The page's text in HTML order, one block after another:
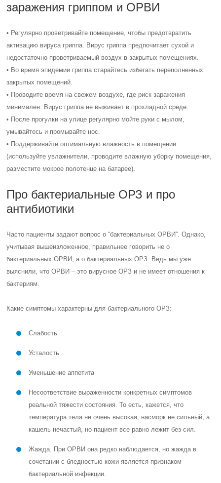
заражения гриппом и ОРВИ
• Регулярно проветривайте помещение, чтобы предотвратить
активацию вируса гриппа. Вирус гриппа предпочитает сухой и
недостаточно проветриваемый воздух в закрытых помещениях.
• Во время эпидемии гриппа старайтесь избегать переполненных
закрытых помещений.
• Проводите время на свежем воздухе, где риск заражения
минимален. Вирус гриппа не выживает в прохладной среде.
• После прогулки на улице регулярно мойте руки с мылом,
умывайтесь и промывайте нос.
• Поддерживайте оптимальную влажность в помещении
(используйте увлажнители, проводите влажную уборку помещения,
разместите мокрое полотенце на батарее).
Про бактериальные ОРЗ и про
антибиотики
Часто пациенты задают вопрос о “бактериальных ОРВИ”. Однако,
учитывая вышеизложенное, правильнее говорить не о
бактериальных ОРВИ, а о бактериальных ОРЗ. Ведь мы уже
выяснили, что ОРВИ – это вирусное ОРЗ и не имеет отношения к
бактериям.
Какие симптомы характерны для бактериального ОРЗ:
Слабость
Усталость
Уменьшение аппетита
Несоответствие выраженности конкретных симптомов
реальной тяжести состояния. То есть, кажется, что
температура тела не очень высокая, насморк не сильный, а
кашель нечастый, но пациент все равно лежит без сил.
Жажда. При ОРВИ она редко наблюдается, но жажда в
сочетании с бледностью кожи является признаком
бактериальной инфекции.